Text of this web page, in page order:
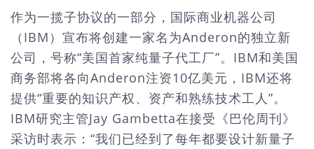
作为一揽子协议的一部分，国际商业机器公司
（IBM）宣布将创建一家名为Anderon的独立新
公司，号称“美国首家纯量子代工厂”。IBM和美国
商务部将各向Anderon注资10亿美元，IBM还将
提供“重要的知识产权、资产和熟练技术工人”。
IBM研究主管Jay Gambetta在接受《巴伦周刊》
采访时表示：“我们已经到了每年都要设计新量子